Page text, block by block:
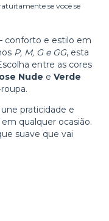
se você se
conforto e estilo em
P, M, G e GG, esta
entre as cores
Nude e Verde
praticidade e
qualquer ocasião.
suave que vai